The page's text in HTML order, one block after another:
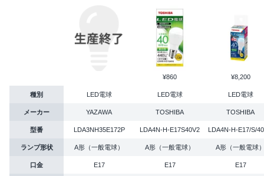
¥860 ¥8,200
種別 LED電球 LED電球 LED電球
メーカー YAZAWA TOSHIBA TOSHIBA
型番 LDA3NH35E172P LDA4N-H-E17S40V2 LDA4N-H-E17/S/
ランプ形状 A形（一般電球） A形（一般電球） A形（一般電球
口金 E17 E17 E17